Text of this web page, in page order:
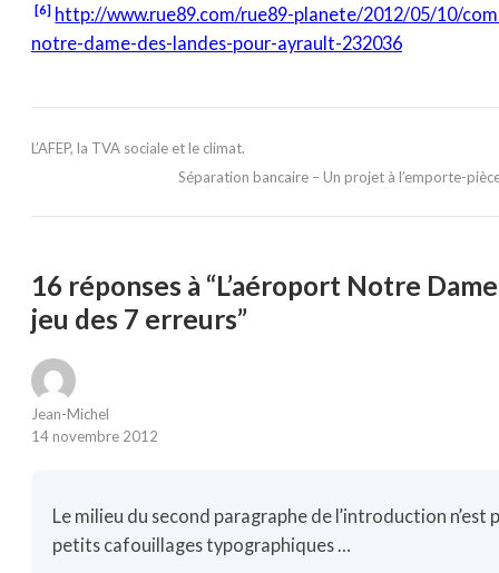
[6] http://www.rue89.com/rue89-planete/2012/05/10/
notre-dame-des-landes-pour-ayrault-232036
L’AFEP, la TVA sociale et le climat.
Séparation bancaire – Un projet à l’emporte-
16 réponses à “L’aéroport Notre
jeu des 7 erreurs”
Jean-Michel
14 novembre 2012
Le milieu du second paragraphe de l’introduction n’est
petits cafouillages typographiques …